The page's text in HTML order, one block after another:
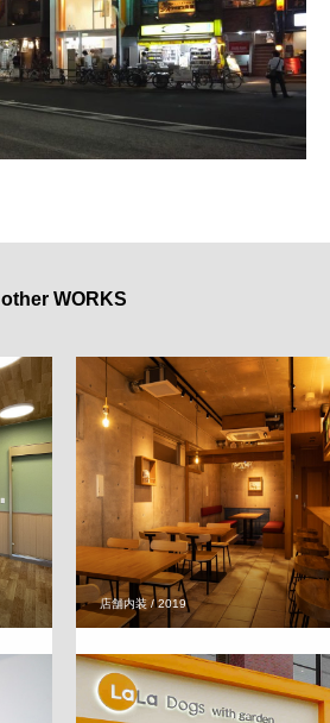
other WORKS
店舗内装 / 2019